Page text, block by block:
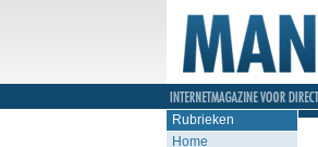
Rubrieken
Home